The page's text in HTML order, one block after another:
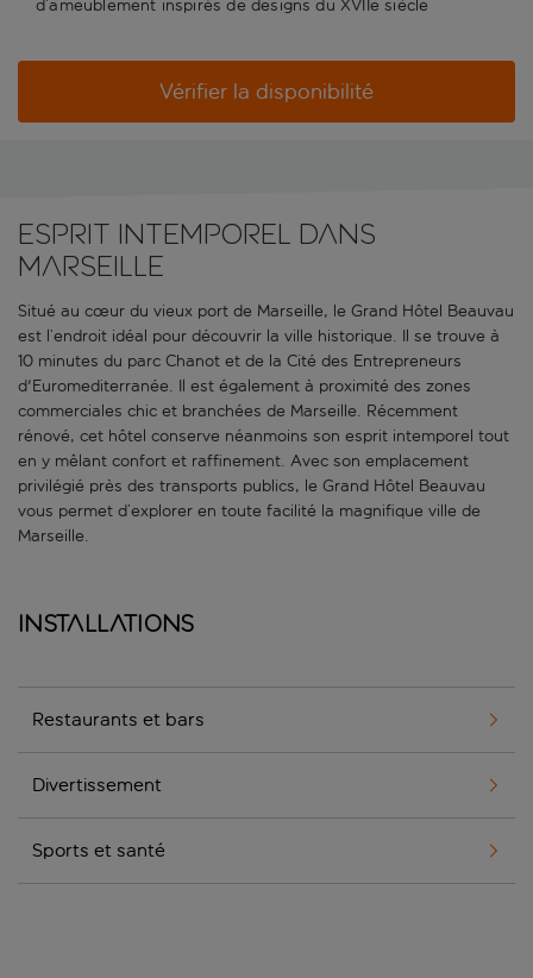
d’ameublement inspirés de designs du XVIIe siècle
Vérifier la disponibilité
Esprit intemporel dans
Marseille
Situé au cœur du vieux port de Marseille, le Grand Hôtel Beauvau
est l’endroit idéal pour découvrir la ville historique. Il se trouve à
10 minutes du parc Chanot et de la Cité des Entrepreneurs
d'Euromediterranée. Il est également à proximité des zones
commerciales chic et branchées de Marseille. Récemment
rénové, cet hôtel conserve néanmoins son esprit intemporel tout
en y mêlant confort et raffinement. Avec son emplacement
privilégié près des transports publics, le Grand Hôtel Beauvau
vous permet d’explorer en toute facilité la magnifique ville de
Marseille.
Installations
Restaurants et bars
Divertissement
Sports et santé